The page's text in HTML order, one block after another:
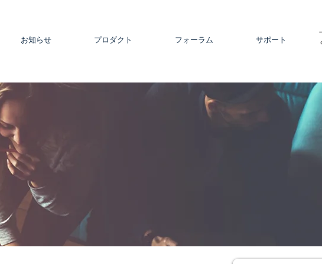
お知らせ プロダクト フォーラム サポート